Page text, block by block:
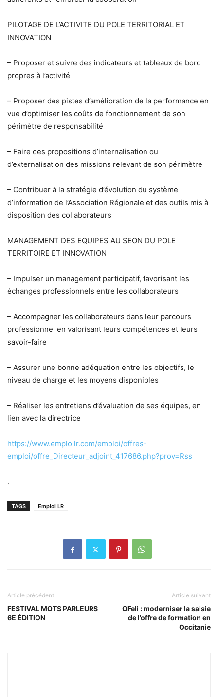
PILOTAGE DE L’ACTIVITE DU POLE TERRITORIAL ET
INNOVATION
– Proposer et suivre des indicateurs et tableaux de bord
propres à l’activité
– Proposer des pistes d’amélioration de la performance en
vue d’optimiser les coûts de fonctionnement de son
périmètre de responsabilité
– Faire des propositions d’internalisation ou
d’externalisation des missions relevant de son périmètre
– Contribuer à la stratégie d’évolution du système
d’information de l’Association Régionale et des outils mis à
disposition des collaborateurs
MANAGEMENT DES EQUIPES AU SEON DU POLE
TERRITOIRE ET INNOVATION
– Impulser un management participatif, favorisant les
échanges professionnels entre les collaborateurs
– Accompagner les collaborateurs dans leur parcours
professionnel en valorisant leurs compétences et leurs
savoir-faire
– Assurer une bonne adéquation entre les objectifs, le
niveau de charge et les moyens disponibles
– Réaliser les entretiens d’évaluation de ses équipes, en
lien avec la directrice
https://www.emploilr.com/emploi/offres-
emploi/offre_Directeur_adjoint_417686.php?prov=Rss
.
TAGS Emploi LR
Article précédent
FESTIVAL MOTS PARLEURS
6E ÉDITION
Article suivant
OFeli : moderniser la saisie
de l’offre de formation en
Occitanie